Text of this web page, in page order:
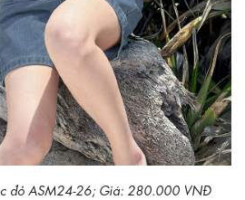
đỏ ASM24-26; Giá: 280.000 VNĐ